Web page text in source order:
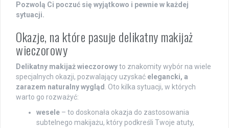
Pozwolą Ci poczuć się wyjątkowo i pewnie w każdej
sytuacji.
Okazje, na które pasuje delikatny makijaż
wieczorowy
Delikatny makijaż wieczorowyto znakomity wybór na wiele
specjalnych okazji, pozwalający uzyskać elegancki, a
zarazem naturalny wygląd
. Oto kilka sytuacji, w których
warto go rozważyć:
wesele – to doskonała okazja do zastosowania
subtelnego makijażu, który podkreśli Twoje atuty,